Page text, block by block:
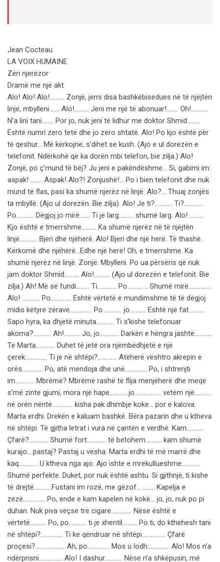
Jean Cocteau
LA VOIX HUMAINE
Zëri njerëzor
Dramë me një akt
Alo! Alo! Alo!………. Zonjë, jemi disa bashkëbisedues në të njëjtën
linjë, mbylleni……. Alo!………. Jeni me një të abonuar!…….. Oh!…………
N’a lini tani…….. Por jo, nuk jeni të lidhur me doktor Shmid………
Është numri zero tetë dhe jo zero shtatë. Alo! Po kjo është për
të qeshur… Më kërkojnë; s’dihet se kush. (Ajo e ul dorezën e
telefonit. Ndërkohë që ka dorën mbi telefon, bie zilja.) Alo!
Zonjë, po ç’mund të bëj? Ju jeni e pakëndëshme… Si, gabimi im:
aspak! …….. Aspak! Alo?! Zonjushë!… Po i bien telefonit dhe nuk
mund të flas, pasi ka shumë njerëz në linjë. Alo?… Thuaj zonjës
ta mbyllë. (Ajo ul dorezën. Bie zilja). Alo! Je ti?………… Ti?………….
Po………… Dëgjoj jo mirë……. Ti je larg………. shumë larg. Alo! ………
Kjo është e tmerrshme………. Ka shumë njerëz në të njëjtën
linjë………… Bjeri dhe njëherë. Alo! Bjeri dhe një herë. Të thashë.
Kërkomë dhe njëherë…Edhe një herë! Oh, e tmerrshme. Ka
shumë njerëz në linjë. Zonjë. Mbylleni. Po ua përsëris që nuk
jam doktor Shmid………. Alo!……….. (Ajo ul dorezën e telefonit. Bie
zilja.) Ah! Më së fundi……… Ti…………. Po………….. Shumë mirë……………
Alo! ………… Po………….. Eshtë vërtetë e mundimshme të të dëgjoj
midis këtyre zërave…………… Po…………. jo……….. Eshtë një fat………..
Sapo hyra, ka dhjetë minuta………… Ti s’kishe telefonuar
akoma?………… Ah!……….. Jo, jo…………. Darkën e hëngra jashtë…………
Te Marta…………. Duhet të jetë ora njëmbëdhjetë e një
çerek…………… Ti je në shtëpi?…………. Atëherë vështro akrepin e
orës………….. Po, atë mendoja dhe unë…………… Po, i shtrenjti
im…………. Mbrëmë? Mbrëmë rashë të flija menjëherë dhe meqë
s’më zinte gjumi, mora një hape………….jo……………… vetëm një…………
në orën nëntë………….. kisha pak dhimbje koke… por e kalova.
Marta erdhi. Drekën e kaluam bashkë. Bëra pazarin dhe u ktheva
në shtëpi. Të gjitha letrat i vura në çantën e verdhë. Kam………..
Çfarë?…………. Shumë fort…………. të betohem……….. kam shumë
kurajo….pastaj? Pastaj u vesha. Marta erdhi të më marrë dhe
kaq…………. U ktheva nga ajo. Ajo ishte e mrekullueshme…………
Shumë perfekte. Duket, por nuk është ashtu. Si gjithnjë, ti kishe
të drejtë…………Fustani im rozë, me gëzof… …….. Kapelja e
zezë…………… Po, ende e kam kapelen në kokë… jo, jo, nuk po pi
duhan. Nuk piva veçse tre cigare………….. Nëse është e
vërtetë……….. Po, po………… ti je xhentil………. Po ti, do kthehesh tani
në shtëpi?…………… Ti ke qëndruar në shtëpi……………. Çfarë
proçesi?……………….. Ah, po…………… Mos u lodh…………… Alo! Mos n’a
ndërprisni……………. Alo! I dashur………… Nëse n’a shkëpusin, më